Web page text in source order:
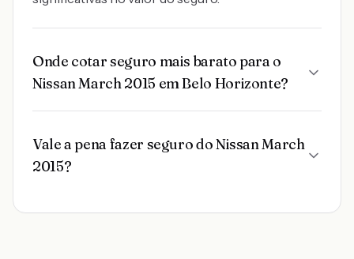
Onde cotar seguro mais barato para o
Nissan March 2015 em Belo Horizonte?
Vale a pena fazer seguro do Nissan March
2015?